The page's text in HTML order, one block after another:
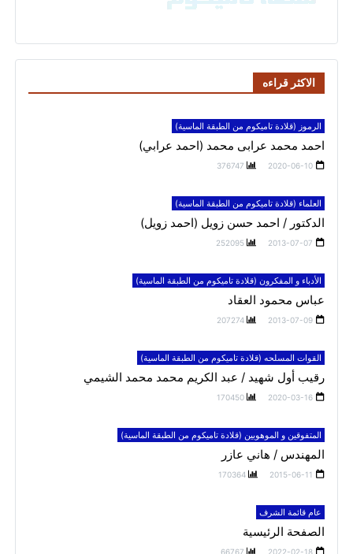
الاكثر قراءه
الرموز (قلادة تاميكوم من الطبقة الماسية)
احمد محمد عرابى محمد (احمد عرابي)
2020-06-10
376747
العلماء (قلادة تاميكوم من الطبقة الماسية)
الدكتور / احمد حسن زويل (احمد زويل)
2013-07-07
252095
الأدباء و المفكرون (قلادة تاميكوم من الطبقة الماسية)
عباس محمود العقاد
2013-07-09
207274
القوات المسلحه (قلادة تاميكوم من الطبقة الماسية)
رقيب أول شهيد / عبد الكريم محمد محمد الشيمي
2020-03-16
170450
المتفوقين و الموهوبين (قلادة تاميكوم من الطبقة الماسية)
المهندس / هاني عازر
2015-06-11
170364
عام قائمة الشرف
الصفحة الرئيسية
2022-02-18
66767